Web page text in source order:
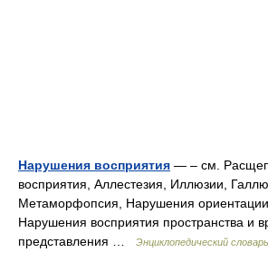
Нарушения восприятия — – см.
восприятия, Аллестезия, Иллюзии,
Метаморфопсия, Нарушения ориентации
Нарушения восприятия пространства и
представления …
Энциклопедический